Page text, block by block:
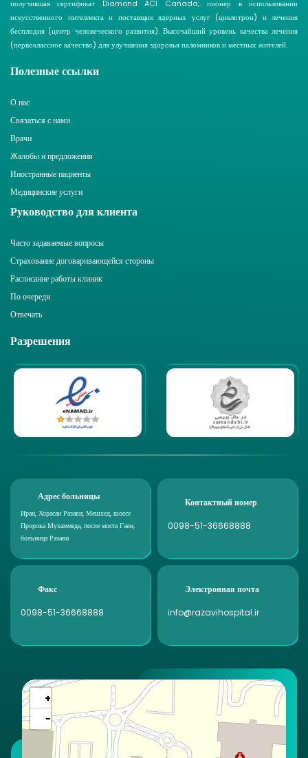
получившая сертификат Diamond ACI Canada; пионер в использовании
искусственного интеллекта и поставщик ядерных услуг (циклотрон) и лечения
бесплодия (центр человеческого развития). Высочайший уровень качества лечения
(первоклассное качество) для улучшения здоровья паломников и местных жителей.
Полезные ссылки
О нас
Связаться с нами
Врачи
Жалобы и предложения
Иностранные пациенты
Медицинские услуги
Руководство для клиента
Часто задаваемые вопросы
Страхование договаривающейся стороны
Расписание работы клиник
По очереди
Отвечать
Разрешения
Адрес больницы
Иран, Хорасан Разави, Мешхед, шоссе
Пророка Мухаммеда, после моста Гаем,
больница Разави
Контактный номер
0098-51-36668888
Факс
0098-51-36668888
Электронная почта
info@razavihospital.ir
+
−